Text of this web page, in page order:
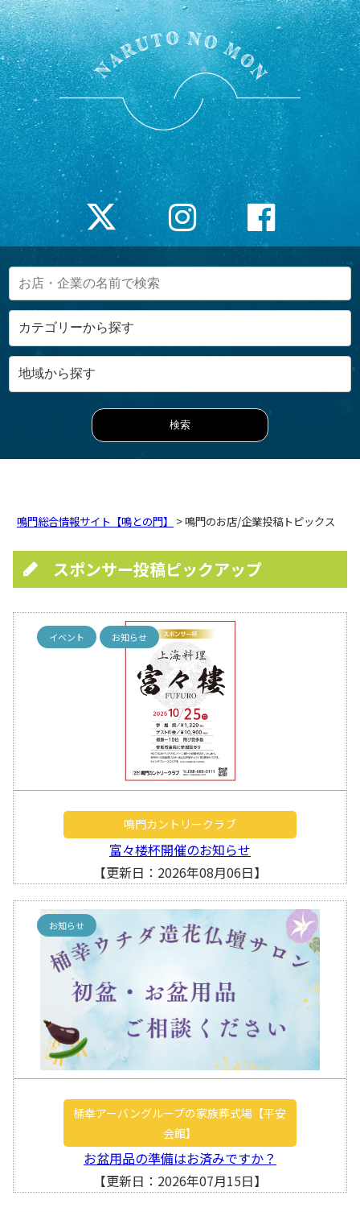
鳴門総合情報サイト【鳴との門】 > 鳴門のお店/企業投稿トピックス
スポンサー投稿ピックアップ
イベント お知らせ
鳴門カントリークラブ
富々楼杯開催のお知らせ
【更新日：2026年08月06日】
お知らせ
桶幸アーバングループの家族葬式場【平安
会館】
お盆用品の準備はお済みですか？
【更新日：2026年07月15日】